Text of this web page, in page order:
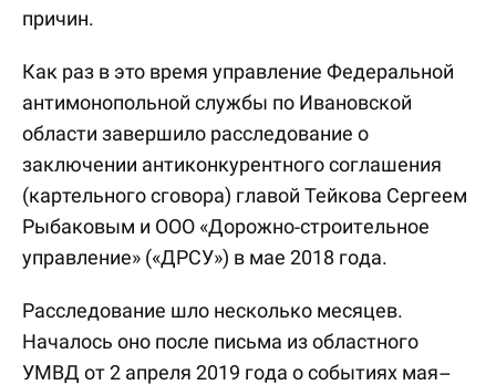
причин.
Как раз в это время управление Федеральной
антимонопольной службы по Ивановской
области завершило расследование о
заключении антиконкурентного соглашения
(картельного сговора) главой Тейкова Сергеем
Рыбаковым и ООО «Дорожно-строительное
управление» («ДРСУ») в мае 2018 года.
Расследование шло несколько месяцев.
Началось оно после письма из областного
УМВД от 2 апреля 2019 года о событиях мая–